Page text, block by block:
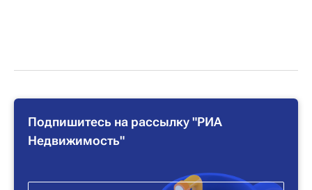
Подпишитесь на рассылку "РИА
Недвижимость"